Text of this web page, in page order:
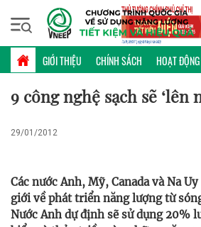
GIỚI THIỆU CHÍNH SÁCH HOẠT ĐỘNG
Thứ sáu, 07/08/2026 | 18:12 GMT+7
KHOA HỌC CÔNG
9 công nghệ sạch sẽ ‘lên
29/01/2012
Các nước Anh, Mỹ, Canada và Na
giới về phát triển năng lượng từ
Nước Anh dự định sẽ sử dụng 20%